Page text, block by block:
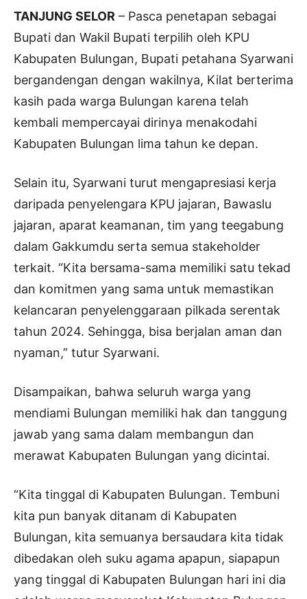
TANJUNG SELOR – Pasca penetapan sebagai
Bupati dan Wakil Bupati terpilih oleh KPU
Kabupaten Bulungan, Bupati petahana Syarwani
bergandengan dengan wakilnya, Kilat berterima
kasih pada warga Bulungan karena telah
kembali mempercayai dirinya menakodahi
Kabupaten Bulungan lima tahun ke depan.
Selain itu, Syarwani turut mengapresiasi kerja
daripada penyelengara KPU jajaran, Bawaslu
jajaran, aparat keamanan, tim yang teegabung
dalam Gakkumdu serta semua stakeholder
terkait. “Kita bersama-sama memiliki satu tekad
dan komitmen yang sama untuk memastikan
kelancaran penyelenggaraan pilkada serentak
tahun 2024. Sehingga, bisa berjalan aman dan
nyaman,” tutur Syarwani.
Disampaikan, bahwa seluruh warga yang
mendiami Bulungan memiliki hak dan tanggung
jawab yang sama dalam membangun dan
merawat Kabupaten Bulungan yang dicintai.
“Kita tinggal di Kabupaten Bulungan. Tembuni
kita pun banyak ditanam di Kabupaten
Bulungan, kita semuanya bersaudara kita tidak
dibedakan oleh suku agama apapun, siapapun
yang tinggal di Kabupaten Bulungan hari ini dia